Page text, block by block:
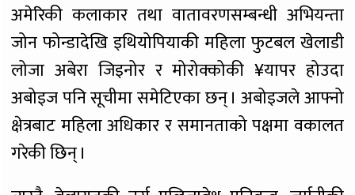
अमेरिकी कलाकार तथा वातावरणसम्बन्धी अभियन्ता
जोन फोन्डादेखि इथियोपियाकी महिला फुटबल खेलाडी
लोजा अबेरा जिइनोर र मोरोक्कोकी ¥यापर होउदा
अबोइज पनि सूचीमा समेटिएका छन् । अबोइजले आफ्नो
क्षेत्रबाट महिला अधिकार र समानताको पक्षमा वकालत
गरेकी छिन् ।